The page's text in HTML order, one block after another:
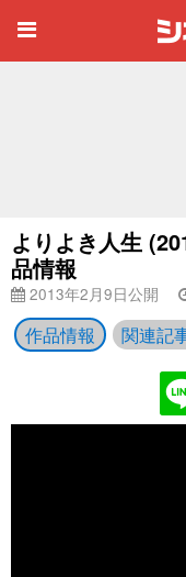
よりよき人生
品情報
2013年2月9日公開
作品情報 関連記